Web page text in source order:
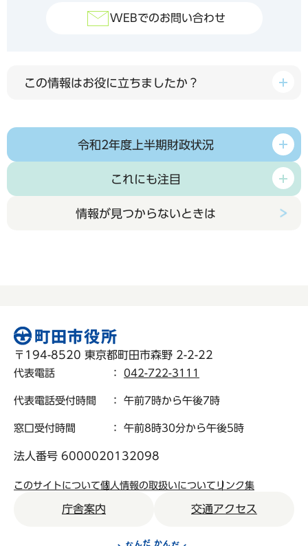
WEBでのお問い合わせ
この情報はお役に立ちましたか？
令和2年度上半期財政状況
これにも注目
情報が見つからないときは
〒194-8520 東京都町田市森野 2-2-22
代表電話 ： 042-722-3111
代表電話受付時間 ： 午前7時から午後7時
窓口受付時間 ： 午前8時30分から午後5時
法人番号 6000020132098
このサイトについて個人情報の取扱いについて リンク集
庁舎案内 交通アクセス